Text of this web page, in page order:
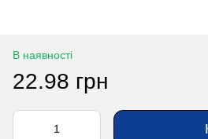
В наявності
22.98 грн